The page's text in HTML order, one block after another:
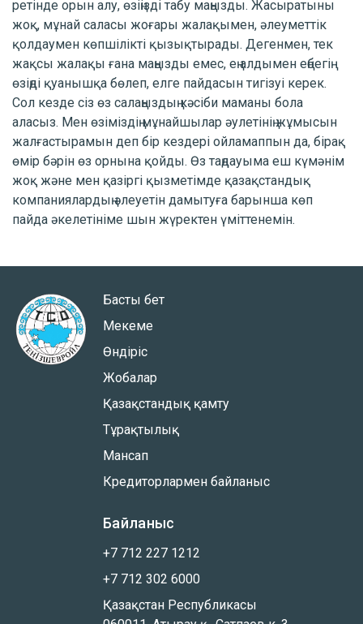
ретінде орын алу, өзіңізді табу маңызды. Жасыратыны
жоқ, мұнай саласы жоғары жалақымен, әлеуметтік
қолдаумен көпшілікті қызықтырады. Дегенмен, тек
жақсы жалақы ғана маңызды емес, ең алдымен еңбегің
өзіңді қуанышқа бөлеп, елге пайдасын тигізуі керек.
Сол кезде сіз өз салаңыздың кәсіби маманы бола
аласыз. Мен өзіміздің мұнайшылар әулетінің жұмысын
жалғастырамын деп бір кездері ойламаппын да, бірақ
өмір бәрін өз орнына қойды. Өз таңдауыма еш күмәнім
жоқ және мен қазіргі қызметімде қазақстандық
компаниялардың әлеуетін дамытуға барынша көп
пайда әкелетініме шын жүректен үміттенемін.
Басты бет
Мекеме
Өндіріс
Жобалар
Қазақстандық қамту
Тұрақтылық
Мансап
Кредиторлармен байланыс
Байланыс
+7 712 227 1212
+7 712 302 6000
Қазақстан Республикасы